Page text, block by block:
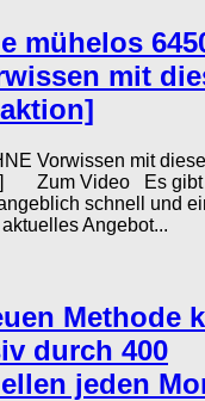
mühelos
mit
Vorwissen mit
Zum Video Es gibt
schnell und
Angebot...
Methode
durch 400
jeden